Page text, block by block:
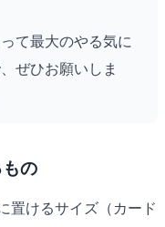
て最大のやる気に
ぜひお願いしま
の
置けるサイズ（カード